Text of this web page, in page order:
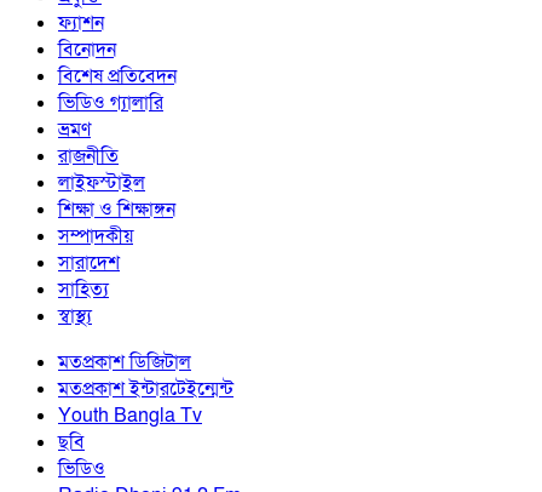
ফ্যাশন
বিনোদন
বিশেষ প্রতিবেদন
ভিডিও গ্যালারি
ভ্রমণ
রাজনীতি
লাইফস্টাইল
শিক্ষা ও শিক্ষাঙ্গন
সম্পাদকীয়
সারাদেশ
সাহিত্য
স্বাস্থ্য
মতপ্রকাশ ডিজিটাল
মতপ্রকাশ ইন্টারটেইন্মেন্ট
Youth Bangla Tv
ছবি
ভিডিও